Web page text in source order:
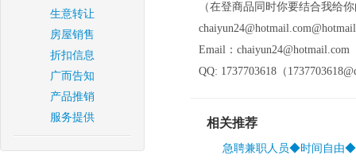
生意转让
房屋销售
折扣信息
广而告知
产品推销
服务提供
（在登商品同时你要结合我给
Email：chaiyun24@hotmail.com
QQ: 1737703618（
相关推荐
急聘兼职人员◆时间自由